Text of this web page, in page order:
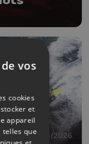
17/06/2026
vos
cookies
et
appareil
telles que